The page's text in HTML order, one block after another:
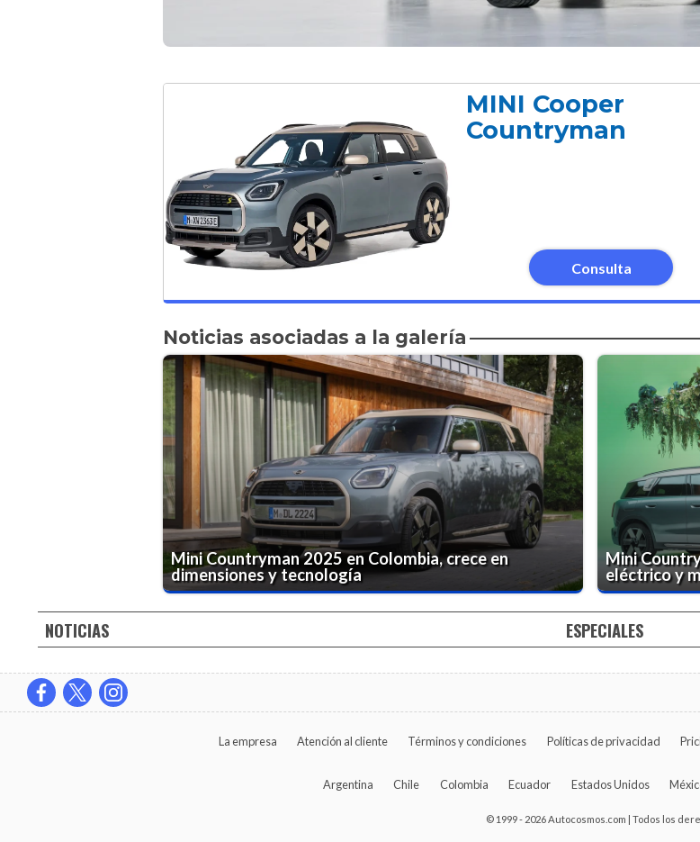
MINI Cooper
Countryman
Consulta
Noticias asociadas a la galería
Mini Countryman 2025 en Colombia, crece en
dimensiones y tecnología
Mini
eléctrico y
NOTICIAS ESPECIALES
La empresa Atención al cliente Términos y condiciones Políticas de privacidad
Argentina Chile Colombia Ecuador Estados Unidos
© 1999 - 2026 Autocosmos.com | Todos los